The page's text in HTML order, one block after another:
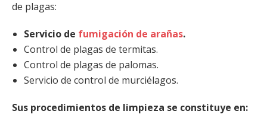
de plagas:
Servicio de fumigación de arañas.
Control de plagas de termitas.
Control de plagas de palomas.
Servicio de control de murciélagos.
Sus procedimientos de limpieza se constituye en: